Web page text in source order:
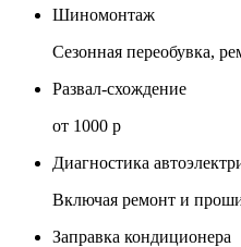
Шиномонтаж
Сезонная переобувка,
Развал-схождение
от 1000 р
Диагностика
Включая ремонт и
Заправка кондиционера